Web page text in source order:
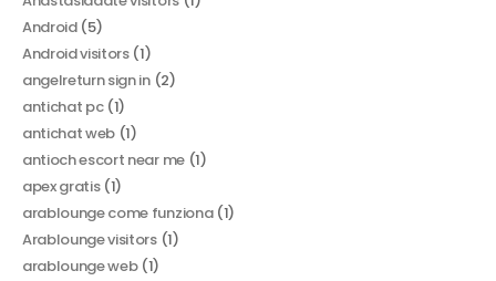
Android(5)
Android visitors(1)
angelreturn sign in(2)
antichat pc(1)
antichat web (1)
antioch escort near me(1)
apex gratis(1)
arablounge come funziona(1)
Arablounge visitors(1)
arablounge web(1)